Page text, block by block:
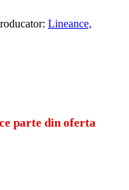
Lineance,
parte din oferta